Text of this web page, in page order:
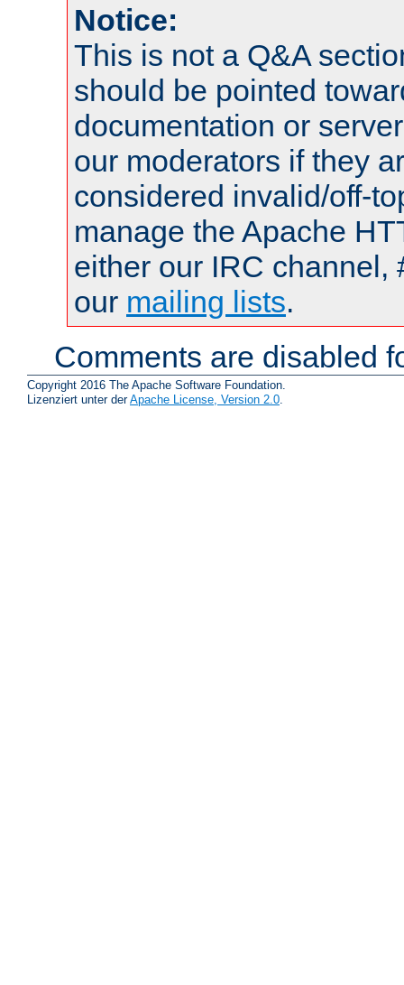
Notice:
This is not a Q&A
should be pointed
documentation or
our moderators if they
considered invalid/off-
manage the Apache
either our IRC channel,
our mailing lists.
Comments are disabled
Copyright 2016 The Apache Software Foundation.
Lizenziert unter derApache License, Version 2.0